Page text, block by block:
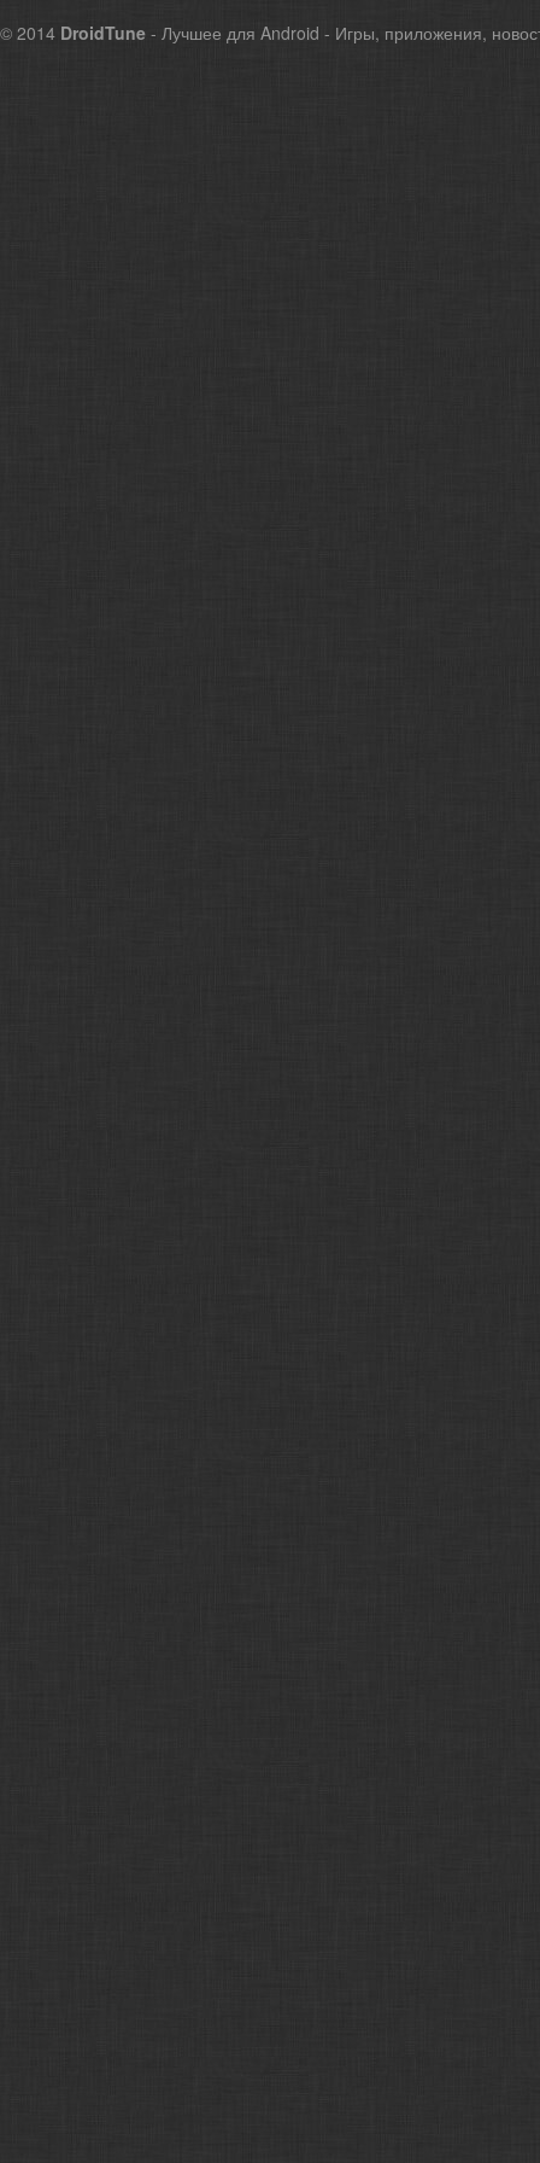
© 2014 DroidTune - Лучшее для Android - Игры, приложения,